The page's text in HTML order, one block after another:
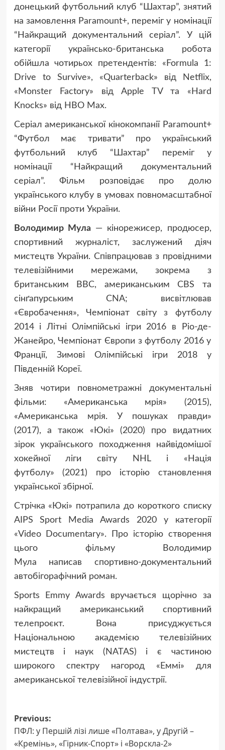
донецький футбольний клуб “Шахтар”, знятий
на замовлення Paramount+, переміг у номінації
“Найкращий документальний серіал”. У цій
категорії українсько-британська робота
обійшла чотирьох претендентів: «Formula 1:
Drive to Survive», «Quarterback» від Netflix,
«Monster Factory» від Apple TV та «Hard
Knocks» від HBO Max.
Серіал американської кінокомпанії Paramount+
“Футбол має тривати” про український
футбольний клуб “Шахтар” переміг у
номінації “Найкращий документальний
серіал”. Фільм розповідає про долю
українського клубу в умовах повномасштабної
війни Росії проти України.
Володимир Мула— кінорежисер, продюсер,
спортивний журналіст, заслужений діяч
мистецтв України. Співпрацював з провідними
телевізійними мережами, зокрема з
британським BBC, американським CBS та
сінґапурським CNA; висвітлював
«Євробачення», Чемпіонат світу з футболу
2014 і Літні Олімпійські ігри 2016 в Ріо-де-
Жанейро, Чемпіонат Європи з футболу 2016 у
Франції, Зимові Олімпійські ігри 2018 у
Південній Кореї.
Зняв чотири повнометражні документальні
фільми: «Американська мрія» (2015),
«Американська мрія. У пошуках правди»
(2017), а також «Юкі» (2020) про видатних
зірок українського походження найвідомішої
хокейної ліги світу NHL і «Нація
футболу» (2021) про історію становлення
української збірної.
Стрічка «Юкі» потрапила до короткого списку
AIPS Sport Media Awards 2020 у категорії
«Video Documentary». Про історію створення
цього фільму Володимир
Мула написав спортивно-документальний
автобігорафічний роман.
Sports Emmy Awards вручається щорічно за
найкращий американський спортивний
телепроєкт. Вона присуджується
Національною академією телевізійних
мистецтв і наук (NATAS) і є частиною
широкого спектру нагород «Еммі» для
американської телевізійної індустрії.
Post
navigation
Previous:
ПФЛ: у Першій лізі лише «Полтава», у Другій –
«Кремінь», «Гірник-Спорт» і «Ворскла-2»